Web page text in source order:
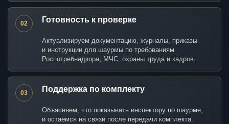
02 Готовность к проверке
Актуализируем документацию, журналы, приказы
и инструкции для шаурмы по требованиям
Роспотребнадзора, МЧС, охраны труда и кадров.
03 Поддержка по комплекту
Объясняем, что показывать инспектору по шаурме,
и остаемся на связи после передачи комплекта.